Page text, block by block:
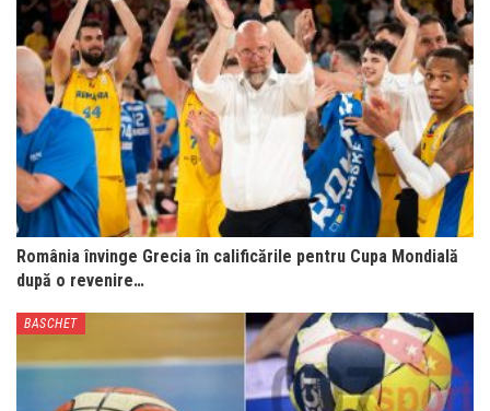
România învinge Grecia în calificările pentru Cupa Mondială
după o revenire…
BASCHET